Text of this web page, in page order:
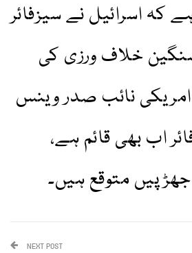
کہ اسرائیل نے سیزفائر
خلاف ورزی کی
امریکی نائب صدر وینس
اب بھی قائم ہے،
متوقع ہیں۔
NEXT POST